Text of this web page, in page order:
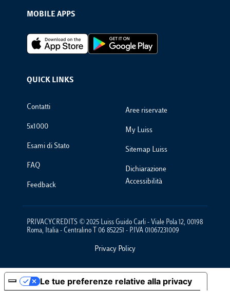
MOBILE APPS
Footer Apps
QUICK LINKS
Footer Links
Contatti
5x1000
Esami di Stato
FAQ
Feedback
Aree riservate
My Luiss
Sitemap Luiss
Dichiarazione
Accessibilità
PRIVACYCREDITS © 2025 Luiss Guido Carli - Viale Pola 12, 00198
Roma, Italia - Centralino T 06 852251 - P.IVA 01067231009
Privacy Policy
Le tue preferenze relative alla privacy